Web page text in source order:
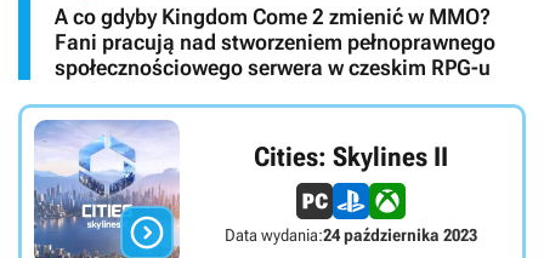
A co gdyby Kingdom Come 2 zmienić w MMO?
Fani pracują nad stworzeniem pełnoprawnego
społecznościowego serwera w czeskim RPG-u

Cities: Skylines II
Data wydania:24 października 2023